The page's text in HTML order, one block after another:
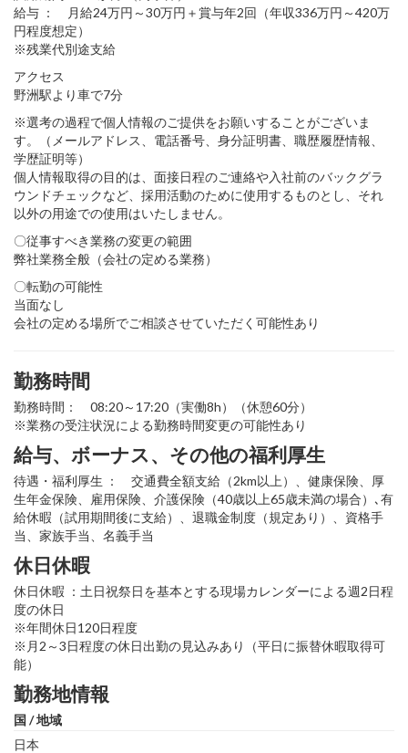
給与 ： 月給24万円～30万円＋賞与年2回（年収336万円～420万
円程度想定）
※残業代別途支給
アクセス
野洲駅より車で7分
※選考の過程で個人情報のご提供をお願いすることがございま
す。（メールアドレス、電話番号、身分証明書、職歴履歴情報、
学歴証明等）
個人情報取得の目的は、面接日程のご連絡や入社前のバックグラ
ウンドチェックなど、採用活動のために使用するものとし、それ
以外の用途での使用はいたしません。
〇従事すべき業務の変更の範囲
弊社業務全般（会社の定める業務）
〇転勤の可能性
当面なし
会社の定める場所でご相談させていただく可能性あり
勤務時間
勤務時間： 08:20～17:20（実働8h）（休憩60分）
※業務の受注状況による勤務時間変更の可能性あり
給与、ボーナス、その他の福利厚生
待遇・福利厚生 ： 交通費全額支給（2km以上）、健康保険、厚
生年金保険、雇用保険、介護保険（40歳以上65歳未満の場合）､有
給休暇（試用期間後に支給）、退職金制度（規定あり）、資格手
当、家族手当、名義手当
休日休暇
休日休暇 ：土日祝祭日を基本とする現場カレンダーによる週2日程
度の休日
※年間休日120日程度
※月2～3日程度の休日出勤の見込みあり（平日に振替休暇取得可
能）
勤務地情報
国 / 地域
日本